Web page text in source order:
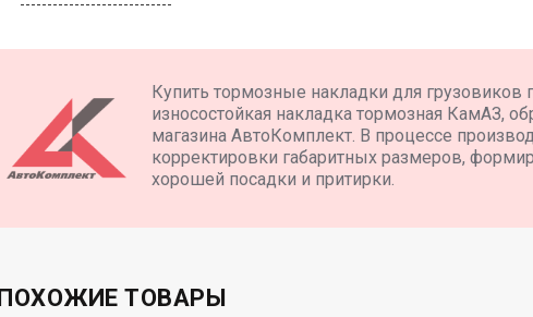
Купить тормозные накладки для
износостойкая накладка тормозная КамАЗ,
магазина АвтоКомплект. В процессе
корректировки габаритных размеров,
хорошей посадки и притирки.
ПОХОЖИЕ ТОВАРЫ